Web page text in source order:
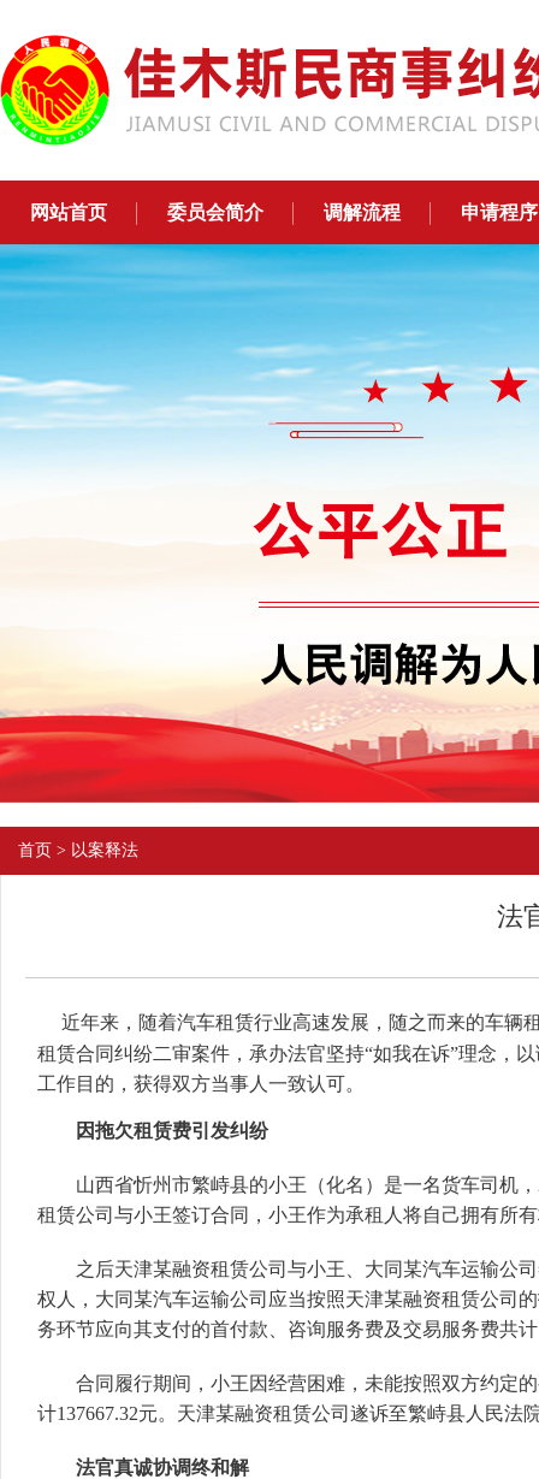
网站首页 委员会简介 调解流程 申请程序
首页 > 以案释法
法
近年来，随着汽车租赁行业高速发展，随之而来的车辆
租赁合同纠纷二审案件，承办法官坚持“如我在诉”理念，
工作目的，获得双方当事人一致认可。
因拖欠租赁费引发纠纷
山西省忻州市繁峙县的小王（化名）是一名货车司机，
租赁公司与小王签订合同，小王作为承租人将自己拥有所
之后天津某融资租赁公司与小王、大同某汽车运输公司
权人，大同某汽车运输公司应当按照天津某融资租赁公司
务环节应向其支付的首付款、咨询服务费及交易服务费共
合同履行期间，小王因经营困难，未能按照双方约定的
计137667.32元。天津某融资租赁公司遂诉至繁峙县人民
法官真诚协调终和解